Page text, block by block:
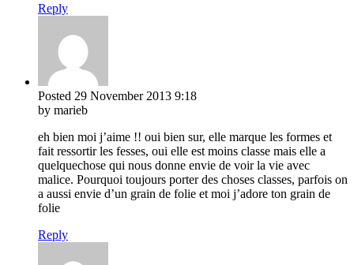
Reply
Posted 29 November 2013 9:18
by marieb
eh bien moi j’aime !! oui bien sur, elle marque les formes et
fait ressortir les fesses, oui elle est moins classe mais elle a
quelquechose qui nous donne envie de voir la vie avec
malice. Pourquoi toujours porter des choses classes, parfois on
a aussi envie d’un grain de folie et moi j’adore ton grain de
folie
Reply